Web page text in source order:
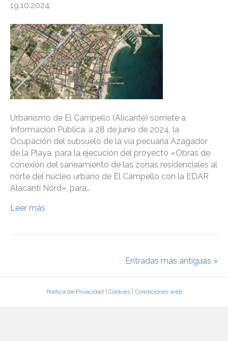
19.10.2024
Urbanismo de El Campello (Alicante) somete a
Información Pública, a 28 de junio de 2024, la
Ocupación del subsuelo de la vía pecuaria Azagador
de la Playa, para la ejecución del proyecto «Obras de
conexión del saneamiento de las zonas residenciales al
norte del núcleo urbano de El Campello con la EDAR
Alacantí Nord», para…
Leer más
Entradas más antiguas »
Política de Privacidad| Cookies| Condiciones web